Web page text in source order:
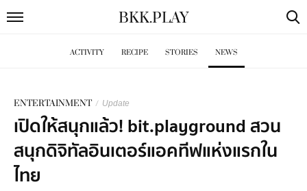
BKK.PLAY
ACTIVITY RECIPE STORIES NEWS
ENTERTAINMENT / Update
เปิดให้สนุกแล้ว! bit.playground สวน
สนุกดิจิทัลอินเตอร์แอคทีฟแห่งแรกใน
ไทย